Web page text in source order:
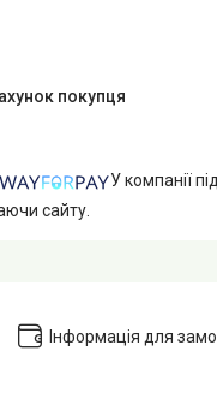
покупця
У компанії
сайту.
Інформація для